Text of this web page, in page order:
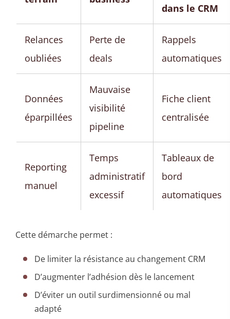
dans le CRM
Relances
oubliées
Perte de
deals
Rappels
automatiques
Données
éparpillées
Mauvaise
visibilité
pipeline
Fiche client
centralisée
Reporting
manuel
Temps
administratif
excessif
Tableaux de
bord
automatiques
Cette démarche permet :
De limiter la résistance au changement CRM
D’augmenter l’adhésion dès le lancement
D’éviter un outil surdimensionné ou mal
adapté